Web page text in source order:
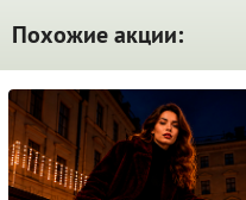
Похожие акции: